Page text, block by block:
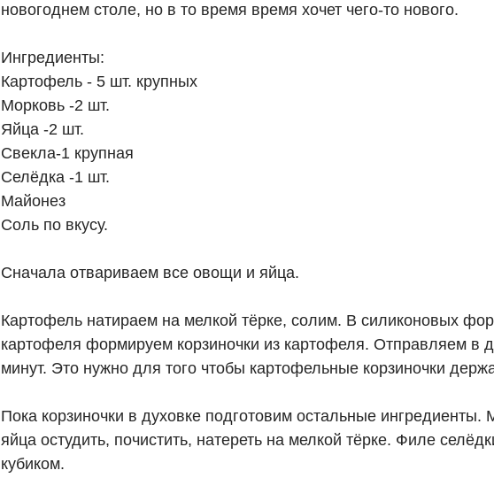
новогоднем столе, но в то время время хочет чего-то нового.
Ингредиенты:
Картофель - 5 шт. крупных
Морковь -2 шт.
Яйца -2 шт.
Свекла-1 крупная
Селёдка -1 шт.
Майонез
Соль по вкусу.
Сначала отвариваем все овощи и яйца.
Картофель натираем на мелкой тёрке, солим. В силиконовых
картофеля формируем корзиночки из картофеля. Отправляем в
минут. Это нужно для того чтобы картофельные корзиночки
Пока корзиночки в духовке подготовим остальные ингредиенты.
яйца остудить, почистить, натереть на мелкой тёрке. Филе
кубиком.